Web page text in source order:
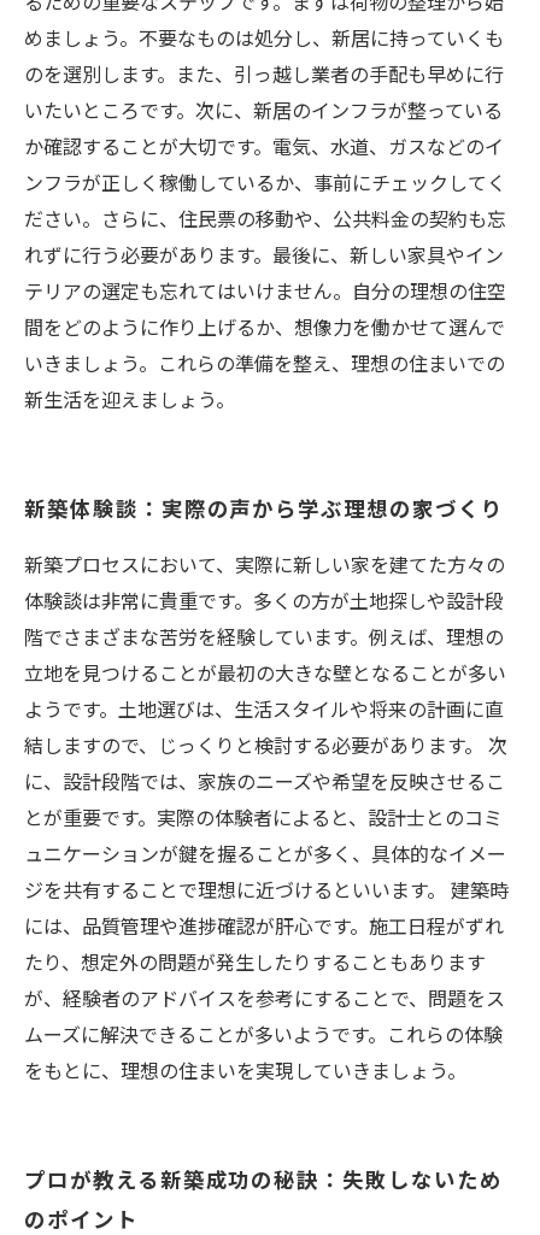
めましょう。不要なものは処分し、新居に持っていくも
のを選別します。また、引っ越し業者の手配も早めに行
いたいところです。次に、新居のインフラが整っている
か確認することが大切です。電気、水道、ガスなどのイ
ンフラが正しく稼働しているか、事前にチェックしてく
ださい。さらに、住民票の移動や、公共料金の契約も忘
れずに行う必要があります。最後に、新しい家具やイン
テリアの選定も忘れてはいけません。自分の理想の住空
間をどのように作り上げるか、想像力を働かせて選んで
いきましょう。これらの準備を整え、理想の住まいでの
新生活を迎えましょう。
新築体験談：実際の声から学ぶ理想の家づくり
新築プロセスにおいて、実際に新しい家を建てた方々の
体験談は非常に貴重です。多くの方が土地探しや設計段
階でさまざまな苦労を経験しています。例えば、理想の
立地を見つけることが最初の大きな壁となることが多い
ようです。土地選びは、生活スタイルや将来の計画に直
結しますので、じっくりと検討する必要があります。 次
に、設計段階では、家族のニーズや希望を反映させるこ
とが重要です。実際の体験者によると、設計士とのコミ
ュニケーションが鍵を握ることが多く、具体的なイメー
ジを共有することで理想に近づけるといいます。 建築時
には、品質管理や進捗確認が肝心です。施工日程がずれ
たり、想定外の問題が発生したりすることもあります
が、経験者のアドバイスを参考にすることで、問題をス
ムーズに解決できることが多いようです。これらの体験
をもとに、理想の住まいを実現していきましょう。
プロが教える新築成功の秘訣：失敗しないため
のポイント